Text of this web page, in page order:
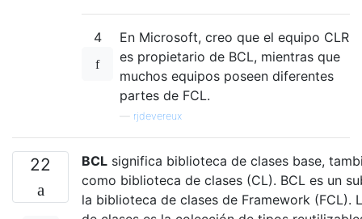
4
En Microsoft, creo que el equipo CLR
es propietario de BCL, mientras que
muchos equipos poseen diferentes
partes de FCL.
rjdevereux
22 BCL significa biblioteca de clases base,
como biblioteca de clases (CL). BCL es un
la biblioteca de clases de Framework (FCL).